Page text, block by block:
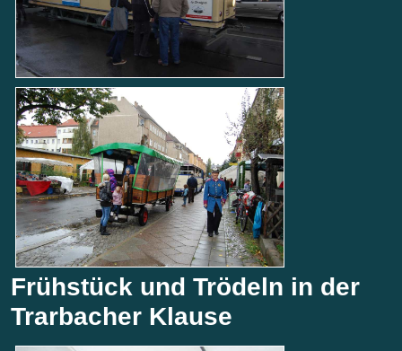
Frühstück und Trödeln in der
Trarbacher Klause